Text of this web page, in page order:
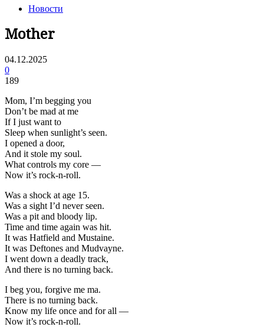
Новости
Mother
04.12.2025
0
189
Mom, I’m begging you
Don’t be mad at me
If I just want to
Sleep when sunlight’s seen.
I opened a door,
And it stole my soul.
What controls my core —
Now it’s rock-n-roll.
Was a shock at age 15.
Was a sight I’d never seen.
Was a pit and bloody lip.
Time and time again was hit.
It was Hatfield and Mustaine.
It was Deftones and Mudvayne.
I went down a deadly track,
And there is no turning back.
I beg you, forgive me ma.
There is no turning back.
Know my life once and for all —
Now it’s rock-n-roll.